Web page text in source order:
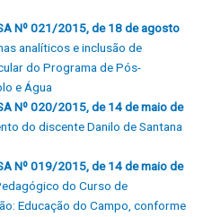
Nº 021/2015, de 18 de agosto
analíticos e inclusão de
do Programa de Pós-
e Água
Nº 020/2015, de 14 de maio de
do discente Danilo de Santana
Nº 019/2015, de 14 de maio de
do Curso de
Educação do Campo, conforme